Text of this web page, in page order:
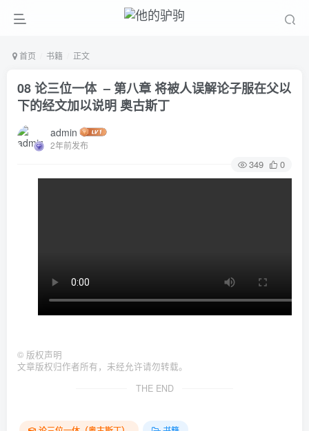
首页 书籍 正文
08 论三位一体 – 第八章 将被人误解论子服在父以
下的经文加以说明 奥古斯丁
admin
2年前发布
349 0
© 版权声明
文章版权归作者所有，未经允许请勿转载。
THE END